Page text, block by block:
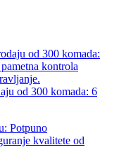
od 300 komada: 6